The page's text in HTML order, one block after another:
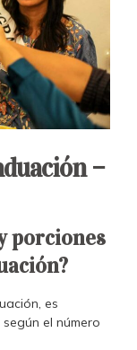
–
porciones
es
el número